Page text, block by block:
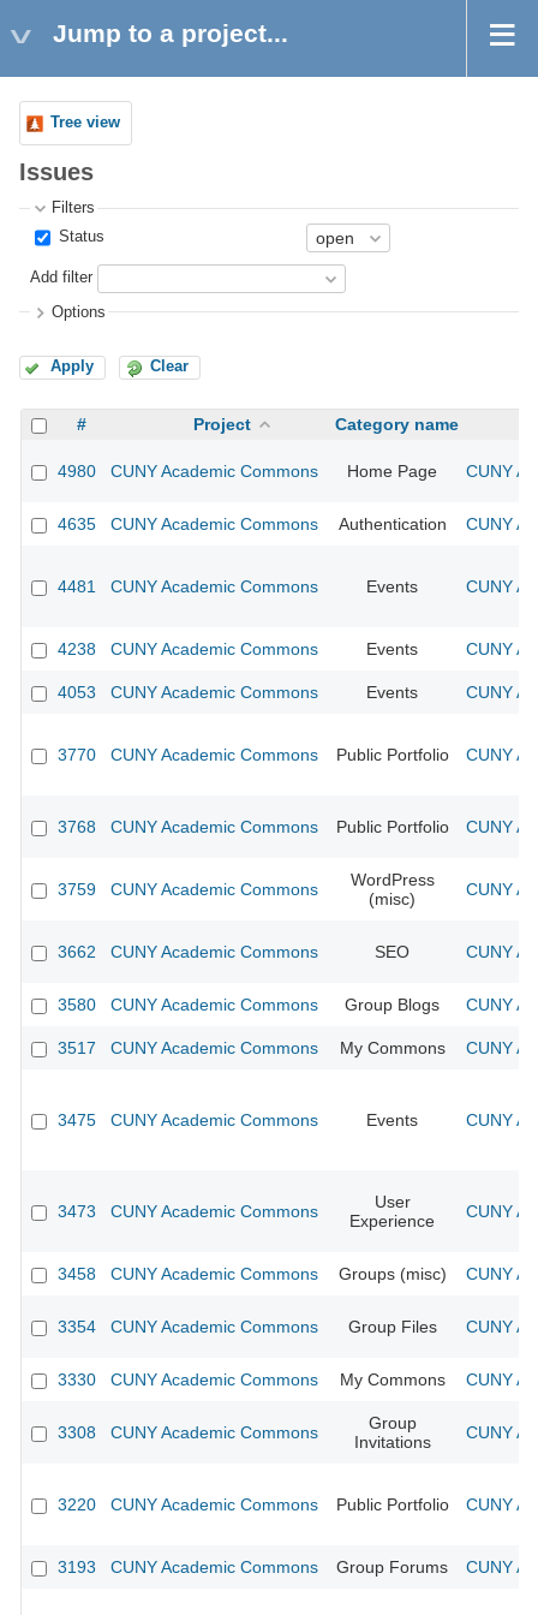
Jump to a project...
Tree view
Issues
Filters
Status
Add filter
Options
Apply Clear
# Project Category name
4980 CUNY Academic Commons Home Page CUNY
4635 CUNY Academic Commons Authentication CUNY
4481 CUNY Academic Commons Events CUNY
4238 CUNY Academic Commons Events CUNY
4053 CUNY Academic Commons Events CUNY
3770 CUNY Academic Commons Public Portfolio CUNY
3768 CUNY Academic Commons Public Portfolio CUNY
3759 CUNY Academic Commons
WordPress
(misc)
CUNY
3662 CUNY Academic Commons SEO CUNY
3580 CUNY Academic Commons Group Blogs CUNY
3517 CUNY Academic Commons My Commons CUNY
3475 CUNY Academic Commons Events CUNY
3473 CUNY Academic Commons
User
Experience
CUNY
3458 CUNY Academic Commons Groups (misc) CUNY
3354 CUNY Academic Commons Group Files CUNY
3330 CUNY Academic Commons My Commons CUNY
3308 CUNY Academic Commons
Group
Invitations
CUNY
3220 CUNY Academic Commons Public Portfolio CUNY
3193 CUNY Academic Commons Group Forums CUNY